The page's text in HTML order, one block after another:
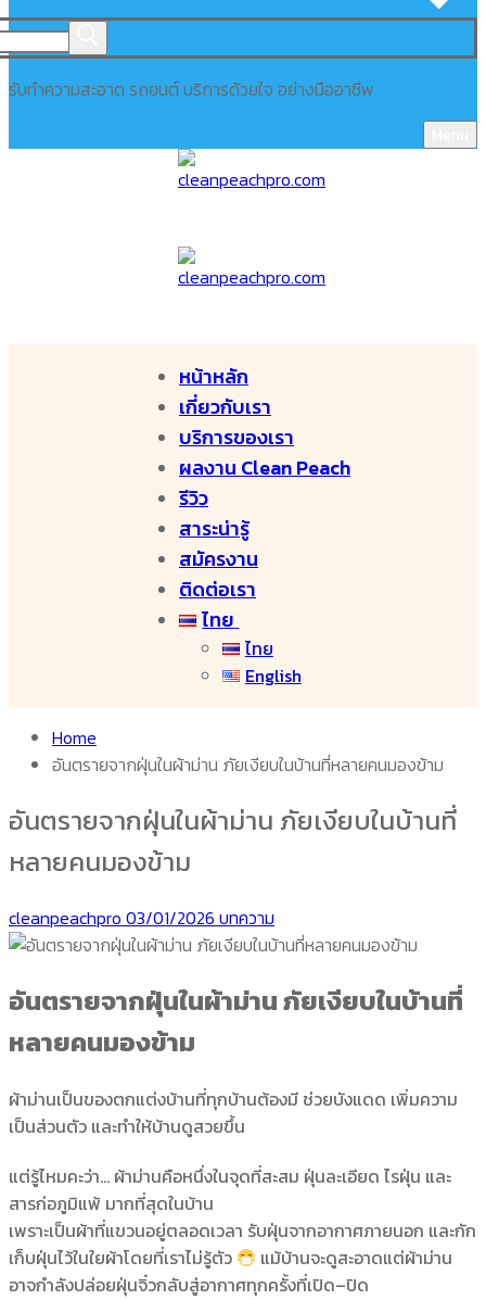
รับทำความสะอาด รถยนต์ บริการด้วยใจ อย่างมืออาชีพ
หน้าหลัก
เกี่ยวกับเรา
บริการของเรา
ผลงาน Clean Peach
รีวิว
สาระน่ารู้
สมัครงาน
ติดต่อเรา
ไทย
ไทย
English
Home
อันตรายจากฝุ่นในผ้าม่าน ภัยเงียบในบ้านที่หลายคนมองข้าม
อันตรายจากฝุ่นในผ้าม่าน ภัยเงียบในบ้านที่
หลายคนมองข้าม
cleanpeachpro 03/01/2026 บทความ
อันตรายจากฝุ่นในผ้าม่าน ภัยเงียบในบ้านที่
หลายคนมองข้าม
ผ้าม่านเป็นของตกแต่งบ้านที่ทุกบ้านต้องมี ช่วยบังแดด เพิ่มความ
เป็นส่วนตัว และทำให้บ้านดูสวยขึ้น
แต่รู้ไหมคะว่า… ผ้าม่านคือหนึ่งในจุดที่สะสม ฝุ่นละเอียด ไรฝุ่น และ
สารก่อภูมิแพ้ มากที่สุดในบ้าน
เพราะเป็นผ้าที่แขวนอยู่ตลอดเวลา รับฝุ่นจากอากาศภายนอก และกัก
เก็บฝุ่นไว้ในใยผ้าโดยที่เราไม่รู้ตัว
แม้บ้านจะดูสะอาดแต่ผ้าม่าน
อาจกำลังปล่อยฝุ่นจิ๋วกลับสู่อากาศทุกครั้งที่เปิด–ปิด